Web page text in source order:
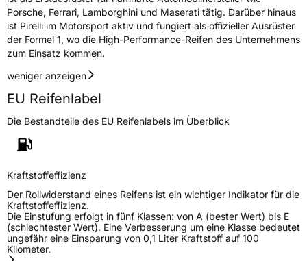
Porsche, Ferrari, Lamborghini und Maserati tätig. Darüber hinaus
ist Pirelli im Motorsport aktiv und fungiert als offizieller Ausrüster
der Formel 1, wo die High-Performance-Reifen des Unternehmens
zum Einsatz kommen.
weniger anzeigen
EU Reifenlabel
Die Bestandteile des EU Reifenlabels im Überblick
Kraftstoffeffizienz
Der Rollwiderstand eines Reifens ist ein wichtiger Indikator für die
Kraftstoffeffizienz.
Die Einstufung erfolgt in fünf Klassen: von A (bester Wert) bis E
(schlechtester Wert). Eine Verbesserung um eine Klasse bedeutet
ungefähr eine Einsparung von 0,1 Liter Kraftstoff auf 100
Kilometer.